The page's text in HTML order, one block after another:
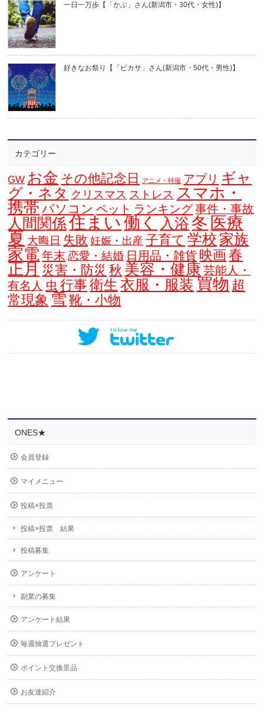
一日一万歩【「かぶ」さん(新潟市・30代・女性)】
好きなお祭り【「ピカサ」さん(新潟市・50代・男性)】
カテゴリー
GW お金 その他記念日 アニメ・特撮 アプリ ギャ
グ・ネタ クリスマス ストレス スマホ・
携帯 パソコン ペット ランキング事件・事故
人間関係住まい 働く 入浴 冬 医療
夏 大晦日 失敗 妊娠・出産 子育て 学校 家族
家電 年末 恋愛・結婚 日用品・雑貨 映画 春
正月 災害・防災 秋 美容・健康 芸能人・
有名人 虫 行事 衛生 衣服・服装 買物 超
常現象 雪 靴・小物
ONES★
会員登録
マイメニュー
投稿×投票
投稿×投票 結果
投稿募集
アンケート
副業の募集
アンケート結果
毎週抽選プレゼント
ポイント交換景品
お友達紹介